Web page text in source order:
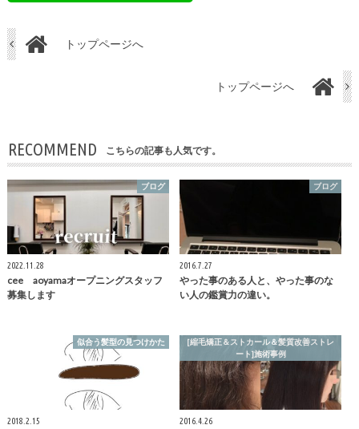
トップページへ
トップページへ
RECOMMEND こちらの記事も人気です。
ブログ
2022.11.28
cee aoyamaオープニングスタッフ
募集します
ブログ
2016.7.27
やった事のある人と、やった事のな
い人の鑑賞力の違い。
似合う髪型の見つけかた
2018.2.15
[縮毛矯正＆ストカール＆髪質改善ストレ
ート]施術事例
2016.4.26